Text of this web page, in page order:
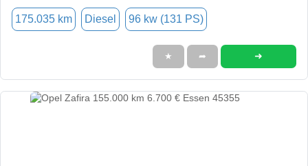
175.035 km Diesel 96 kw (131 PS)
★ ➦ ➜